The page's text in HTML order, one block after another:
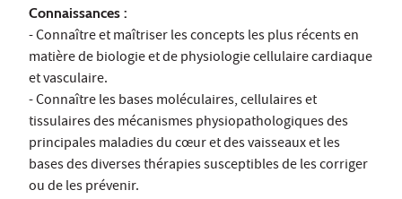
Connaissances :
- Connaître et maîtriser les concepts les plus récents en
matière de biologie et de physiologie cellulaire cardiaque
et vasculaire.
- Connaître les bases moléculaires, cellulaires et
tissulaires des mécanismes physiopathologiques des
principales maladies du cœur et des vaisseaux et les
bases des diverses thérapies susceptibles de les corriger
ou de les prévenir.